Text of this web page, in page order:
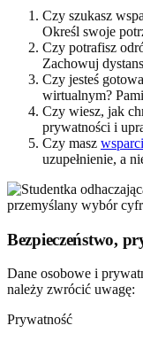
Czy szukasz
Określ swoje
Czy potrafisz
Zachowuj
Czy jesteś
wirtualnym?
Czy wiesz, jak
prywatności i
Czy masz
uzupełnienie, a
Bezpieczeństwo,
Dane osobowe i
należy zwrócić uwagę:
Prywatność